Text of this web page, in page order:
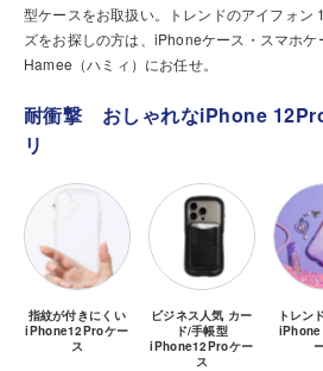
型ケースをお取扱い。トレンドのアイフォン
ズをお探しの方は、iPhoneケース・スマホ
Hamee（ハミィ）にお任せ。
耐衝撃 おしゃれなiPhone
リ
指紋が付きにくい
iPhone12Proケー
ス
ビジネス人気 カー
ド/手帳型
iPhone12Proケー
ス
トレン